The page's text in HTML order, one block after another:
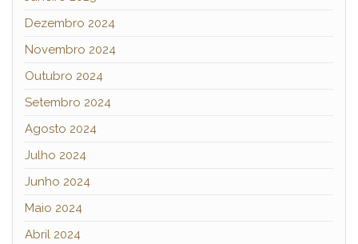
Dezembro 2024
Novembro 2024
Outubro 2024
Setembro 2024
Agosto 2024
Julho 2024
Junho 2024
Maio 2024
Abril 2024